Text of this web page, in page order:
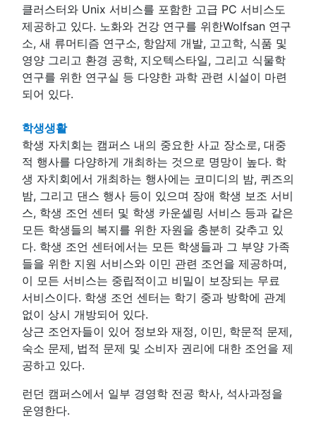
클러스터와 Unix 서비스를 포함한 고급 PC 서비스도
제공하고 있다. 노화와 건강 연구를 위한Wolfsan 연구
소, 새 류머티즘 연구소, 항암제 개발, 고고학, 식품 및
영양 그리고 환경 공학, 지오텍스타일, 그리고 식물학
연구를 위한 연구실 등 다양한 과학 관련 시설이 마련
되어 있다.
학생생활
학생 자치회는 캠퍼스 내의 중요한 사교 장소로, 대중
적 행사를 다양하게 개최하는 것으로 명망이 높다. 학
생 자치회에서 개최하는 행사에는 코미디의 밤, 퀴즈의
밤, 그리고 댄스 행사 등이 있으며 장애 학생 보조 서비
스, 학생 조언 센터 및 학생 카운셀링 서비스 등과 같은
모든 학생들의 복지를 위한 자원을 충분히 갖추고 있
다. 학생 조언 센터에서는 모든 학생들과 그 부양 가족
들을 위한 지원 서비스와 이민 관련 조언을 제공하며,
이 모든 서비스는 중립적이고 비밀이 보장되는 무료
서비스이다. 학생 조언 센터는 학기 중과 방학에 관계
없이 상시 개방되어 있다.
상근 조언자들이 있어 정보와 재정, 이민, 학문적 문제,
숙소 문제, 법적 문제 및 소비자 권리에 대한 조언을 제
공하고 있다.
런던 캠퍼스에서 일부 경영학 전공 학사, 석사과정을
운영한다.